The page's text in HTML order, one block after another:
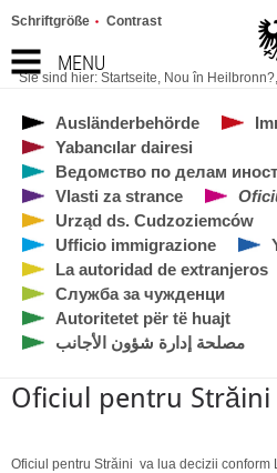
MENU
Schriftgröße Contrast
Sie sind hier: Startseite, Nou în Heilbronn?,
Ausländerbehörde
Yabancılar dairesi
Ведомство по делам
Vlasti za strance
Urząd ds. Cudzoziemców
Ufficio immigrazione
La autoridad de extranjeros
Служба за чужденци
Autoritetet për të huajt
مصلحة إدارة شؤون الأجانب
Oficiul pentru Străini
Oficiul pentru Străini va lua decizii conform